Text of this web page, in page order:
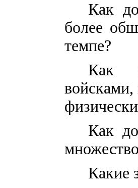
Как
более
темпе?
Как
Как
Какие